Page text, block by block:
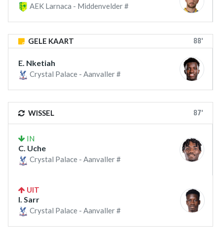
AEK Larnaca - Middenvelder #
GELE KAART 88'
E. Nketiah
Crystal Palace - Aanvaller #
WISSEL 87'
IN
C. Uche
Crystal Palace - Aanvaller #
UIT
I. Sarr
Crystal Palace - Aanvaller #